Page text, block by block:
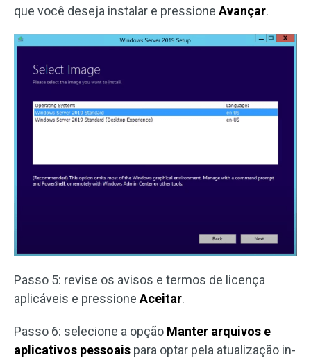
que você deseja instalar e pressione Avançar.
Passo 5: revise os avisos e termos de licença
aplicáveis e pressione Aceitar.
Passo 6: selecione a opção Manter arquivos e
aplicativos pessoais para optar pela atualização in-